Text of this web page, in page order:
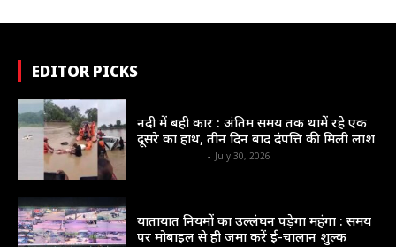
EDITOR PICKS
नदी में बही कार : अंतिम समय तक थामें रहे एक
दूसरे का हाथ, तीन दिन बाद दंपत्ति की मिली लाश
- July 30, 2026
यातायात नियमों का उल्लंघन पड़ेगा महंगा : समय
पर मोबाइल से ही जमा करें ई-चालान शुल्क